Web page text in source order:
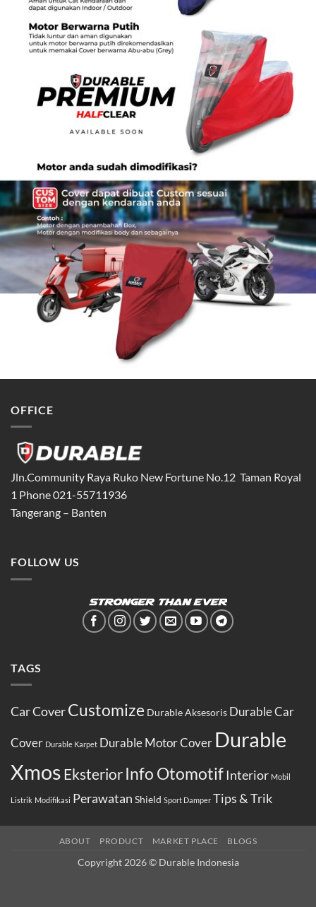
OFFICE
Jln.Community Raya Ruko New Fortune No.12 Taman Royal
1 Phone 021-55711936
Tangerang – Banten
FOLLOW US
TAGS
Car CoverCustomize Durable Aksesoris Durable Car
Cover Durable Karpet Durable Motor Cover Durable
XmosEksteriorInfo Otomotif Interior Mobil
Listrik Modifikasi Perawatan Shield Sport Damper Tips & Trik
ABOUT PRODUCT MARKET PLACE BLOGS
Copyright 2026 © Durable Indonesia